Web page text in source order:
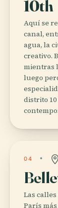
10th
Aquí se
canal,
agua, la
creativo.
mientras
luego
distrito
04
Las
París